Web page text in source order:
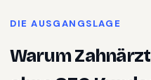
DIE AUSGANGSLAGE
Warum